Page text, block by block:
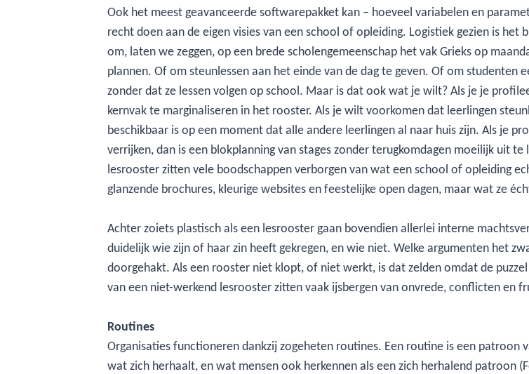
Ook het meest geavanceerde softwarepakket kan – hoeveel variabelen en
recht doen aan de eigen visies van een school of opleiding. Logistiek gezien is
om, laten we zeggen, op een brede scholengemeenschap het vak Grieks op
plannen. Of om steunlessen aan het einde van de dag te geven. Of om studenten
zonder dat ze lessen volgen op school. Maar is dat ook wat je wilt? Als je je
kernvak te marginaliseren in het rooster. Als je wilt voorkomen dat leerlingen
beschikbaar is op een moment dat alle andere leerlingen al naar huis zijn. Als je
verrijken, dan is een blokplanning van stages zonder terugkomdagen moeilijk uit
lesrooster zitten vele boodschappen verborgen van wat een school of opleiding
glanzende brochures, kleurige websites en feestelijke open dagen, maar wat ze
Achter zoiets plastisch als een lesrooster gaan bovendien allerlei interne
duidelijk wie zijn of haar zin heeft gekregen, en wie niet. Welke argumenten het
doorgehakt. Als een rooster niet klopt, of niet werkt, is dat zelden omdat de
van een niet-werkend lesrooster zitten vaak ijsbergen van onvrede, conflicten en
Routines
Organisaties functioneren dankzij zogeheten routines. Een routine is een
wat zich herhaalt, en wat mensen ook herkennen als een zich herhalend patroon